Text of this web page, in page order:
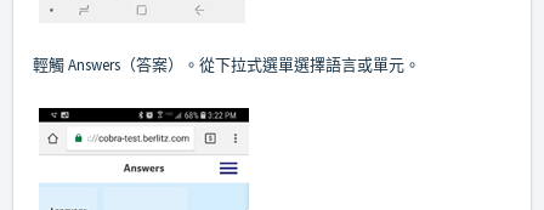
輕觸 Answers（答案）。從下拉式選單選擇語言或單元。